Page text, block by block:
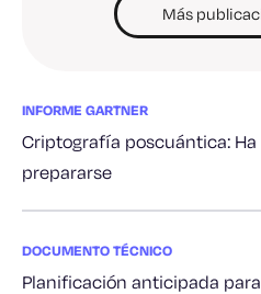
Más
INFORME GARTNER
Criptografía poscuántica:
prepararse
DOCUMENTO TÉCNICO
Planificación anticipada